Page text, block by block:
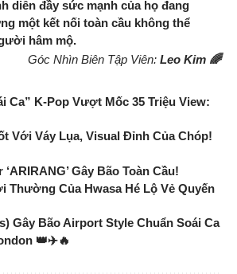
diễn đầy sức mạnh của họ đang
một kết nối toàn cầu không thể
hâm mộ.
Góc Nhìn Biên Tập Viên: Leo Kim 🌈
Ca” K-Pop Vượt Mốc 35 Triệu View:
Với Váy Lụa, Visual Đỉnh Của Chóp!
Gây Bão Toàn Cầu!
Thường Của Hwasa Hé Lộ Vẻ Quyến
Gây Bão Airport Style Chuẩn Soái Ca
👑✈️🔥